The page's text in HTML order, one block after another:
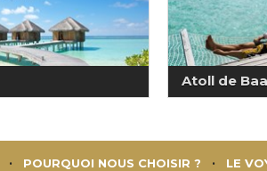
Atoll de Baa
POURQUOI NOUS CHOISIR ? LE